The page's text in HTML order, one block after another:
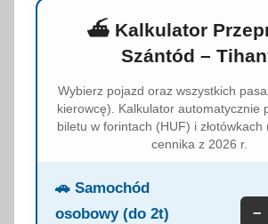
⛴️ Kalkulator
Szántód –
Wybierz pojazd oraz wszystkich
kierowcę). Kalkulator automatycznie
biletu w forintach (HUF) i złotówkach
cennika z 2026 r.
🚗 Samochód
osobowy (do 2t)
–